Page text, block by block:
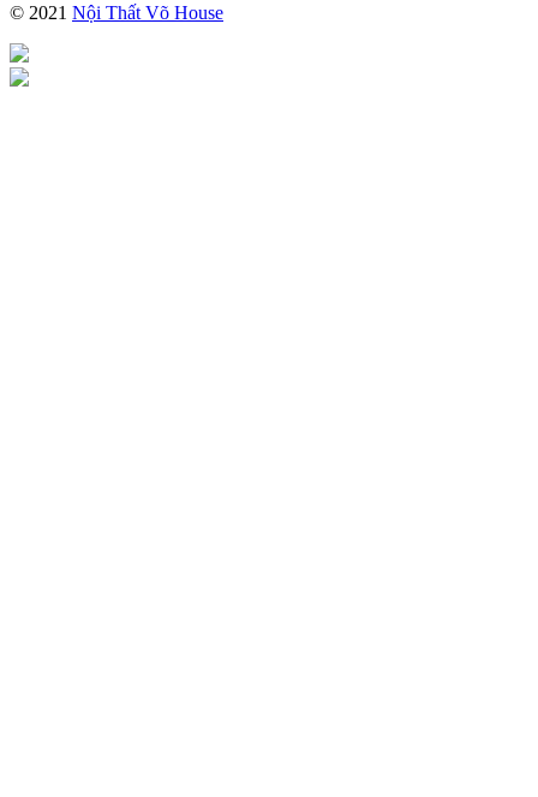
© 2021 Nội Thất Võ House